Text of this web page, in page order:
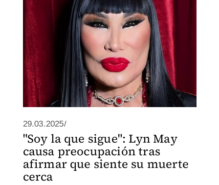
29.03.2025/
"Soy la que sigue": Lyn May
causa preocupación tras
afirmar que siente su muerte
cerca